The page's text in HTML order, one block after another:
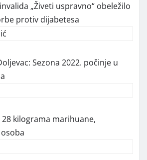
„Živeti uspravno“ obeležilo
protiv dijabetesa
Sezona 2022. počinje u
kilograma marihuane,